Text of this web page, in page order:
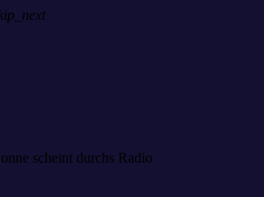
scheint durchs Radio